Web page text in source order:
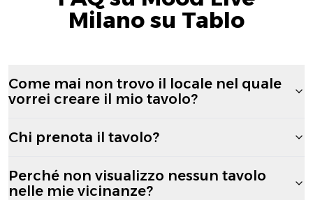
Milano su Tablo
Come mai non trovo il locale nel quale
vorrei creare il mio tavolo?
Chi prenota il tavolo?
Perché non visualizzo nessun tavolo
nelle mie vicinanze?